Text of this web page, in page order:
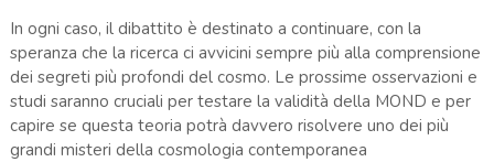
In ogni caso, il dibattito è destinato a continuare, con la
speranza che la ricerca ci avvicini sempre più alla comprensione
dei segreti più profondi del cosmo. Le prossime osservazioni e
studi saranno cruciali per testare la validità della MOND e per
capire se questa teoria potrà davvero risolvere uno dei più
grandi misteri della cosmologia contemporanea